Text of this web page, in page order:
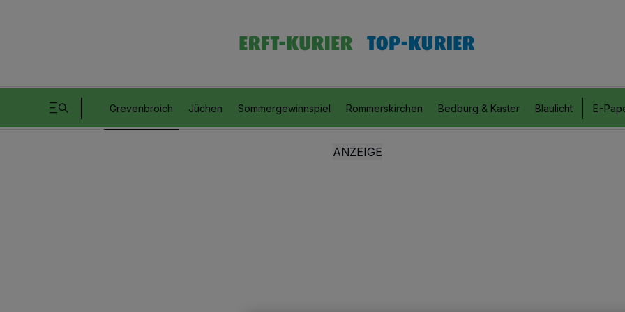
Grevenbroich Jüchen Sommergewinnspiel Rommerskirchen Bedburg & Kaster Blaulicht E-